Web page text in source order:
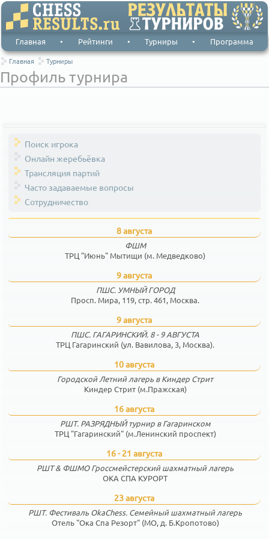
Главная • Рейтинги • Турниры • Программа
Главная Турниры
Профиль турнира
Поиск игрока
Онлайн жеребьёвка
Трансляция партий
Часто задаваемые вопросы
Сотрудничество
8 августа
ФШМ
ТРЦ "Июнь" Мытищи (м. Медведково)
9 августа
ПШС. УМНЫЙ ГОРОД
Просп. Мира, 119, стр. 461, Москва.
9 августа
ПШС. ГАГАРИНСКИЙ. 8 - 9 АВГУСТА
ТРЦ Гагаринский (ул. Вавилова, 3, Москва).
10 августа
Городской Летний лагерь в Киндер Стрит
Киндер Стрит (м.Пражская)
16 августа
РШТ. РАЗРЯДНЫЙ турнир в Гагаринском
ТРЦ "Гагаринский" (м.Ленинский проспект)
16 - 21 августа
РШТ & ФШМО Гроссмейстерский шахматный лагерь
ОКА СПА КУРОРТ
23 августа
РШТ. Фестиваль OkaChess. Семейный шахматный лагерь
Отель "Ока Спа Резорт" (МО, д. Б.Кропотово)